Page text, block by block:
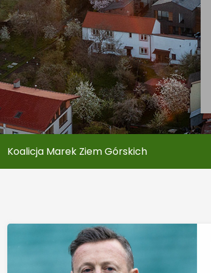
Koalicja Marek Ziem Górskich